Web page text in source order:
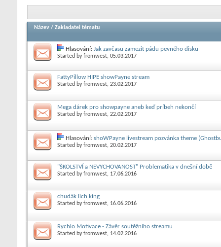
Název / Zakladatel tématu
Hlasování: Jak zavčasu zamezit pádu pevného disku
Started byfromwest, 05.03.2017
FattyPillow HIPE showPayne stream
Started byfromwest, 23.02.2017
Mega dárek pro showpayne aneb keď príbeh nekončí
Started byfromwest, 22.02.2017
Hlasování: shoWPayne livestream pozvánka theme
Started byfromwest, 20.02.2017
"ŠKOLSTVÍ a NEVYCHOVANOST" Problematika v dnešní době
Started byfromwest, 17.06.2016
chudák lich king
Started byfromwest, 16.06.2016
Rychlo Motivace - Závěr soutěžního streamu
Started byfromwest, 14.02.2016